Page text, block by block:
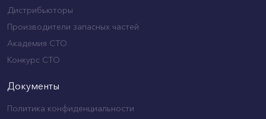
Дистрибьюторы
Производители запасных частей
Академия СТО
Конкурс СТО
Документы
Политика конфиденциальности